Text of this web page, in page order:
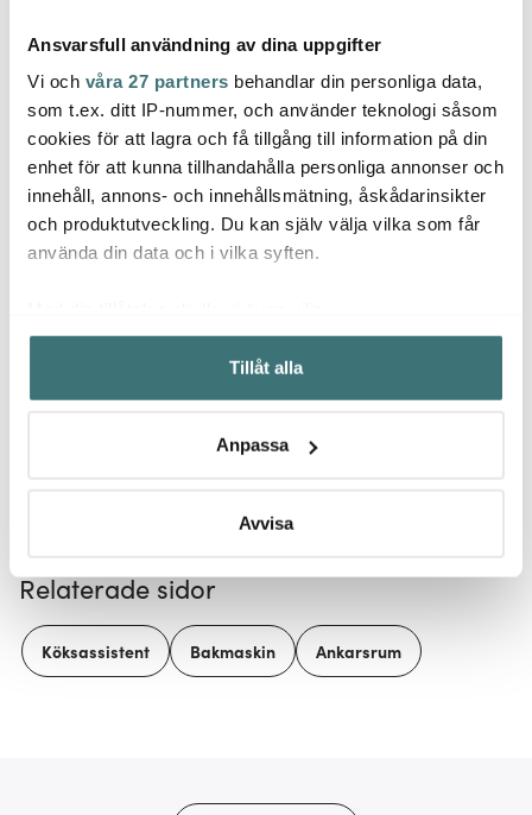
Ansvarsfull användning av dina uppgifter
Vi och våra 27 partners behandlar din personliga data,
som t.ex. ditt IP-nummer, och använder teknologi såsom
cookies för att lagra och få tillgång till information på din
enhet för att kunna tillhandahålla personliga annonser och
innehåll, annons- och innehållsmätning, åskådarinsikter
och produktutveckling. Du kan själv välja vilka som får
använda din data och i vilka syften.
Samla in information om din geografiska plats som
kan ha en noggrannhet på upp till flera meter
Identifiera din enhet genom att aktivt skanna den för
Ta reda på mer om hur dina personliga uppgifter
Du kan ändra eller dra tillbaka ditt samtycke när som
Vi använder cookies för att innehållet och annonserna
ska anpassas efter det som vi tror att du tycker om. Det
gör också att vi kan analysera vår trafik och göra
Tillåt alla
Anpassa
Avvisa
Ankarsrum
Ankarsrum Assistent
Original Köksmaskin
Black Diamond +
Glassmaskin
9489 kr
Ankarsrum
Ankarsrum Tillbehör
Hålskiva 6 mm
249 kr
Låt dig inspireras av våra kunder
Relaterade sidor
Köksassistent Bakmaskin Ankarsrum